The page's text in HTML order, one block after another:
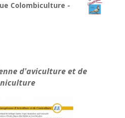
Colombiculture -
€
d'aviculture et de